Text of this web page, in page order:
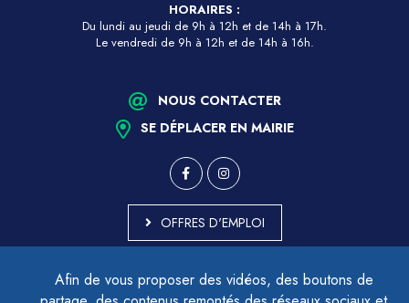
Afin de vous proposer des vidéos, des boutons de
HORAIRES :
Du lundi au jeudi de 9h à 12h et de 14h à 17h.
Le vendredi de 9h à 12h et de 14h à 16h.
NOUS CONTACTER
SE DÉPLACER EN MAIRIE
OFFRES D'EMPLOI
ACCESSIBILITÉ - PARTIELLEMENT CONFORME